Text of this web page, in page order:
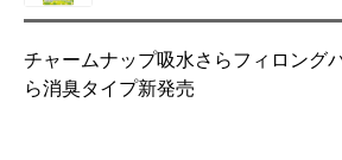
チャームナップ吸水さらフィロング
ら消臭タイプ新発売